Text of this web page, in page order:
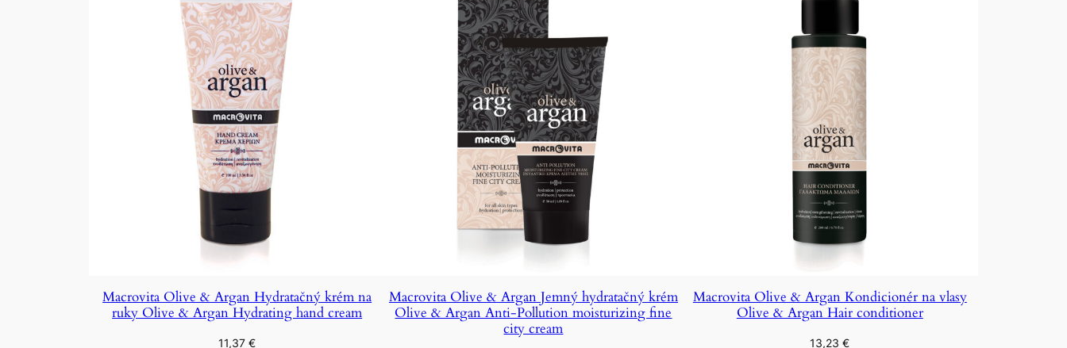
Macrovita Olive & Argan Hydratačný krém na
ruky Olive & Argan Hydrating hand cream
11,37€
Macrovita Olive & Argan Jemný hydratačný krém
Olive & Argan Anti-Pollution moisturizing fine
city cream
Macrovita Olive & Argan Kondicionér na vlasy
Olive & Argan Hair conditioner
13,23€